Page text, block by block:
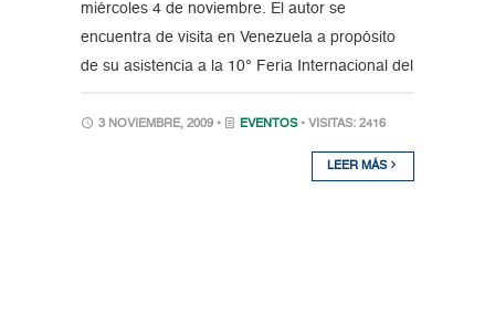
miércoles 4 de noviembre. El autor se
encuentra de visita en Venezuela a propósito
de su asistencia a la 10° Feria Internacional del
3 NOVIEMBRE, 2009 • EVENTOS • VISITAS: 2416
LEER MÁS